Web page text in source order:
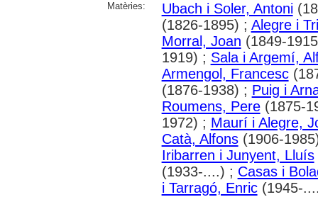
Matèries:
Ubach i Soler, Antoni
(1826-1895) ; Alegre i
Morral, Joan (1849-
1919) ; Sala i Argemí,
Armengol, Francesc
(1876-1938) ; Puig i
Roumens, Pere(1875-
1972) ; Maurí i Alegre,
Catà, Alfons(1906-
Iribarren i Junyent, Lluís
(1933-....) ; Casas i
i Tarragó, Enric(1945-